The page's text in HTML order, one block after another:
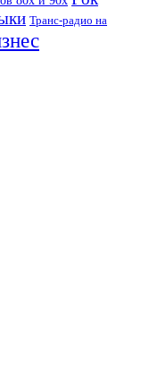
Транс-радио на